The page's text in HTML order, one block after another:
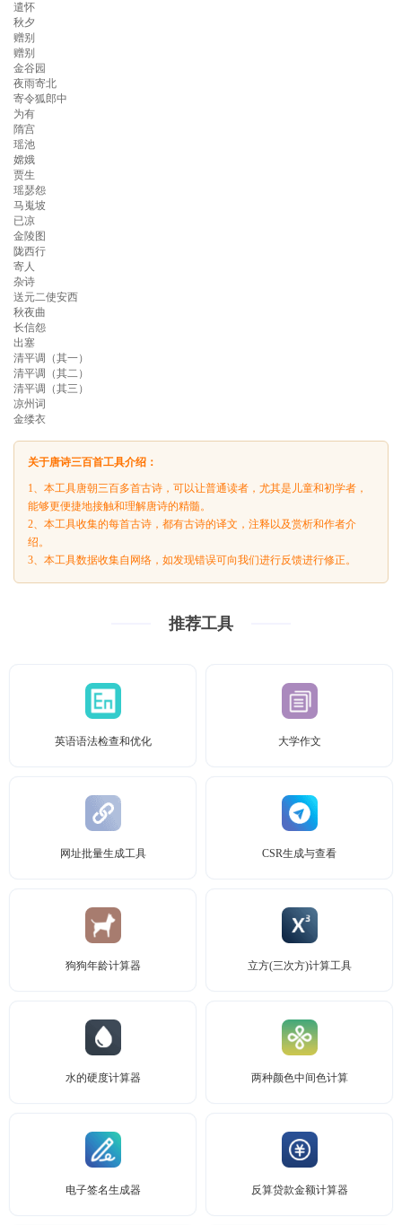
遣怀
秋夕
赠别
赠别
金谷园
夜雨寄北
寄令狐郎中
为有
隋宫
瑶池
嫦娥
贾生
瑶瑟怨
马嵬坡
已凉
金陵图
陇西行
寄人
杂诗
送元二使安西
秋夜曲
长信怨
出塞
清平调（其一）
清平调（其二）
清平调（其三）
凉州词
金缕衣
关于唐诗三百首工具介绍：
1、本工具唐朝三百多首古诗，可以让普通读者，尤其是儿童和初学者，
能够更便捷地接触和理解唐诗的精髓。
2、本工具收集的每首古诗，都有古诗的译文，注释以及赏析和作者介
绍。
3、本工具数据收集自网络，如发现错误可向我们进行反馈进行修正。
推荐工具
英语语法检查和优化 大学作文
网址批量生成工具 CSR生成与查看
狗狗年龄计算器 立方(三次方)计算工具
水的硬度计算器 两种颜色中间色计算
电子签名生成器 反算贷款金额计算器